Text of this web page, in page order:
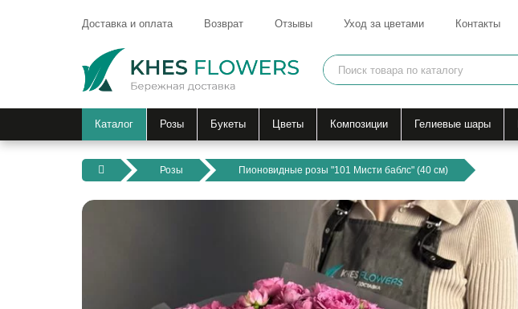
Доставка и оплата Возврат Отзывы Уход за цветами Контакты
Каталог Розы Букеты Цветы Композиции Гелиевые шары
Розы Пионовидные розы "101 Мисти баблс" (40 см)